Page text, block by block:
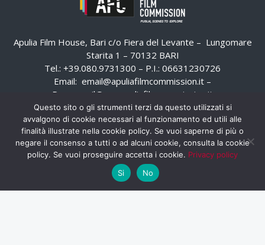
Apulia Film House, Bari c/o Fiera del Levante – Lungomare
Starita 1 – 70132 BARI
Tel.: +39.080.9731300 – P.I.: 06631230726
Email: email@apuliafilmcommission.it –
Pec:
email@pec.apuliafilmcommission.it
Questo sito o gli strumenti terzi da questo utilizzati si
avvalgono di cookie necessari al funzionamento ed utili alle
finalità illustrate nella cookie policy. Se vuoi saperne di più o
negare il consenso a tutti o ad alcuni cookie, consulta la cookie
policy. Se vuoi proseguire accetta i cookie. Privacy policy
Si
No